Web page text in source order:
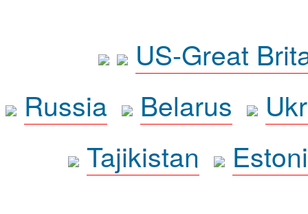
US-Great
Russia
Belarus
Tajikistan